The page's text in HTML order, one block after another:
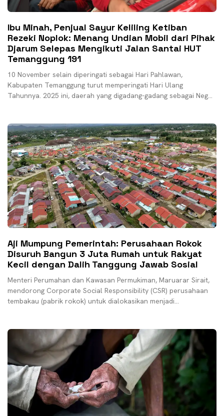
Ibu Minah, Penjual Sayur Keliling Ketiban
Rezeki Noplok: Menang Undian Mobil dari Pihak
Djarum Selepas Mengikuti Jalan Santai HUT
Temanggung 191
10 November selain diperingati sebagai Hari Pahlawan,
Kabupaten Temanggung turut memperingati Hari Ulang
Tahunnya. 2025 ini, daerah yang digadang-gadang sebagai Negeri
Aji Mumpung Pemerintah: Perusahaan Rokok
Disuruh Bangun 3 Juta Rumah untuk Rakyat
Kecil dengan Dalih Tanggung Jawab Sosial
Menteri Perumahan dan Kawasan Permukiman, Maruarar Sirait,
mendorong Corporate Social Responsibility (CSR) perusahaan
tembakau (pabrik rokok) untuk dialokasikan menjadi